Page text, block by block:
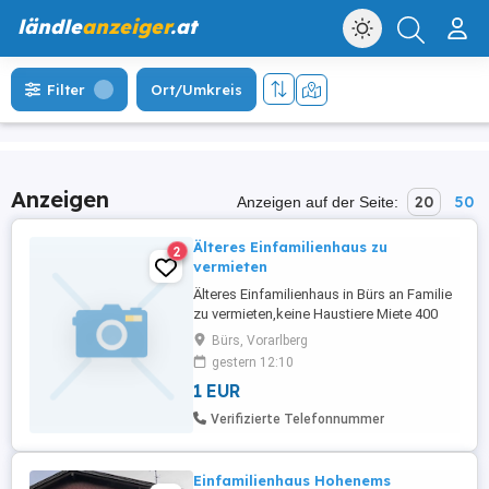
ländleanzeiger.at
Filter Ort/Umkreis
Anzeigen Anzeigen auf der Seite: 20 50
2
Älteres Einfamilienhaus zu
vermieten
Älteres Einfamilienhaus in Bürs an Familie
zu vermieten,keine Haustiere Miete 400
Euro.Bürs, Vorarlberg
gestern 12:10
1 EUR
Verifizierte Telefonnummer
Einfamilienhaus Hohenems